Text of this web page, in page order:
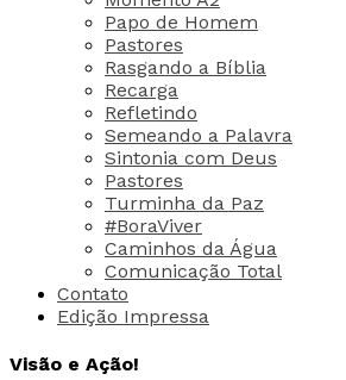
Papo de Homem
Pastores
Rasgando a Bíblia
Recarga
Refletindo
Semeando a Palavra
Sintonia com Deus
Pastores
Turminha da Paz
#BoraViver
Caminhos da Água
Comunicação Total
Contato
Edição Impressa
Visão e Ação!